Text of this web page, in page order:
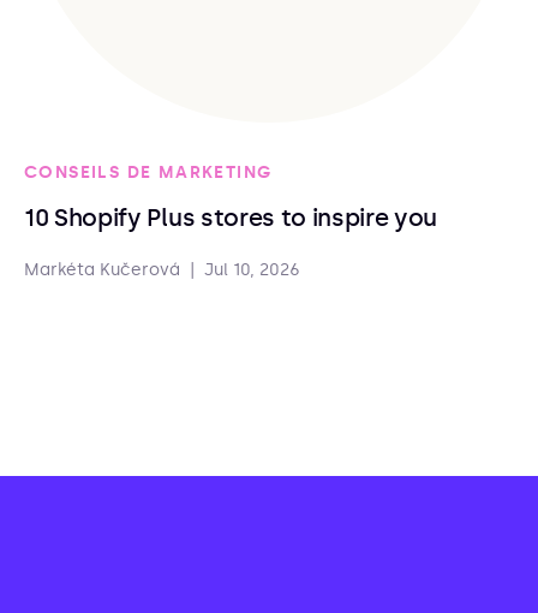
CONSEILS DE MARKETING
10 Shopify Plus stores to inspire you
Markéta Kučerová Jul 10, 2026